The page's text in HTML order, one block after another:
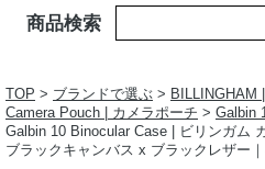
商品検索
TOP > ブランドで選ぶ > BILLINGHAM
Camera Pouch | カメラポーチ > Galbin
Galbin 10 Binocular Case | ビリンガム
ブラックキャンバス x ブラックレザー